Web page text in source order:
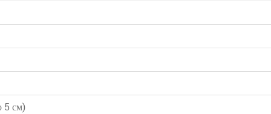
5 см)